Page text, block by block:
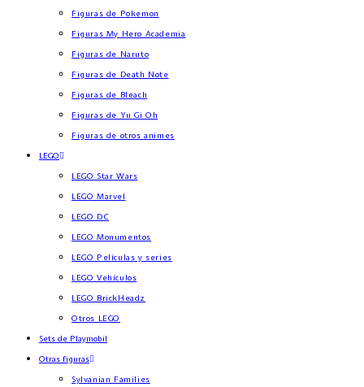
Figuras de Pokemon
Figuras My Hero Academia
Figuras de Naruto
Figuras de Death Note
Figuras de Bleach
Figuras de Yu Gi Oh
Figuras de otros animes
LEGO
LEGO Star Wars
LEGO Marvel
LEGO DC
LEGO Monumentos
LEGO Películas y series
LEGO Vehículos
LEGO BrickHeadz
Otros LEGO
Sets de Playmobil
Otras figuras
Sylvanian Families